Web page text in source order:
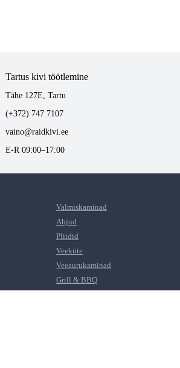
Tartus kivi töötlemine
Tähe 127E, Tartu
(+372) 747 7107
vaino@raidkivi.ee
E-R 09:00–17:00
Valmiskaminad
Ahjud
Pliidid
Veeküte
Veeaurukaminad
Grill & BBQ